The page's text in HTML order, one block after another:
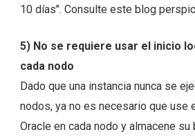
10 días". Consulte esteblog
5) No se requiere usar el inicio
cada nodo
Dado que una instancia nunca se
nodos, ya no es necesario que use
Oracle en cada nodo y almacene